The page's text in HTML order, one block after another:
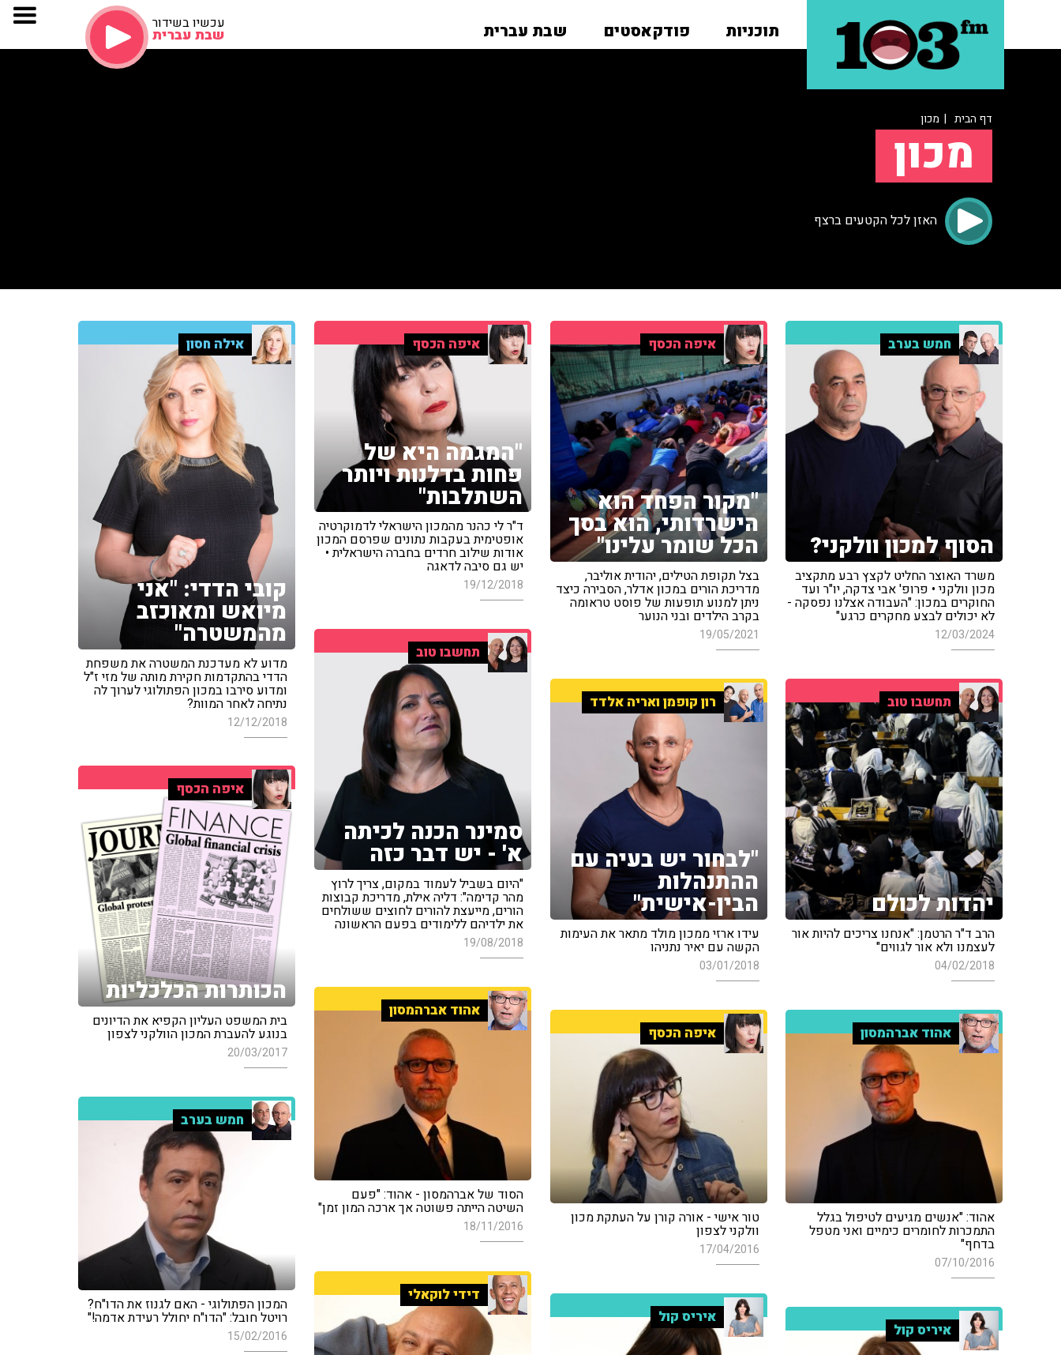
תוכניות פודקאסטים שבת עברית עכשיו בשידור
שבת עברית
דף הבית | מכון
מכון
האזן לכל הקטעים ברצף
חמש בערב
הסוף למכון וולקני?
משרד האוצר החליט לקצץ רבע מתקציב
מכון וולקני • פרופ' אבי צדקה, יו"ר ועד
החוקרים במכון: "העבודה אצלנו נפסקה -
לא יכולים לבצע מחקרים כרגע"
12/03/2024
איפה הכסף
"מקור הפחד הוא
הישרדותי, הוא בסך
הכל שומר עלינו"
בצל תקופת הטילים, יהודית אוליבר,
מדריכת הורים במכון אדלר, הסבירה כיצד
ניתן למנוע תופעות של פוסט טראומה
בקרב הילדים ובני הנוער
19/05/2021
איפה הכסף
"המגמה היא של
פחות בדלנות ויותר
השתלבות"
ד"ר לי כהנר מהמכון הישראלי לדמוקרטיה
אופטימית בעקבות נתונים שפרסם המכון
אודות שילוב חרדים בחברה הישראלית •
יש גם סיבה לדאגה
19/12/2018
אילה חסון
קובי הדדי: "אני
מיואש ומאוכזב
מהמשטרה"
מדוע לא מעדכנת המשטרה את משפחת
הדדי בהתקדמות חקירת מותה של מזי ז"ל
ומדוע סירבו במכון הפתולוגי לערוך לה
נתיחה לאחר המוות?
12/12/2018
תחשבו טוב
סמינר הכנה לכיתה
א' - יש דבר כזה
"היום בשביל לעמוד במקום, צריך לרוץ
מהר קדימה": דליה אילת, מדריכת קבוצות
הורים, מייעצת להורים לחוצים ששולחים
את ילדיהם ללימודים בפעם הראשונה
19/08/2018
תחשבו טוב
יהדות לכולם
הרב ד"ר הרטמן: "אנחנו צריכים להיות אור
לעצמנו ולא אור לגווים"
04/02/2018
רון קופמן ואריה אלדד
"לבחור יש בעיה עם
ההתנהלות
הבין-אישית"
עידו ארזי ממכון מולד מתאר את העימות
הקשה עם יאיר נתניהו
03/01/2018
איפה הכסף
הכותרות הכלכליות
בית המשפט העליון הקפיא את הדיונים
בנוגע להעברת המכון הוולקני לצפון
20/03/2017
אהוד אברהמסון
הסוד של אברהמסון - אהוד: "פעם
השיטה הייתה פשוטה אך ארכה המון זמן"
18/11/2016
אהוד אברהמסון
אהוד: "אנשים מגיעים לטיפול בגלל
התמכרות לחומרים כימיים ואני מטפל
בדחף"
07/10/2016
איפה הכסף
טור אישי - אורה קורן על העתקת מכון
וולקני לצפון
17/04/2016
חמש בערב
המכון הפתולוגי - האם לגנוז את הדו"ח?
רויטל חובל: "הדו"ח יחולל רעידת אדמה!"
15/02/2016
דידי לוקאלי
איריס קול
איריס קול